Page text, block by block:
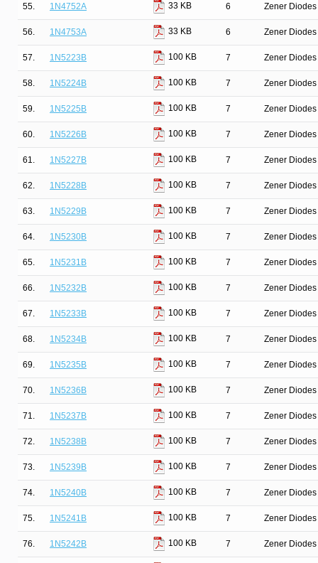
55. 1N4752A 33 KB 6 Zener
56. 1N4753A 33 KB 6 Zener
57. 1N5223B 100 KB 7 Zener
58. 1N5224B 100 KB 7 Zener
59. 1N5225B 100 KB 7 Zener
60. 1N5226B 100 KB 7 Zener
61. 1N5227B 100 KB 7 Zener
62. 1N5228B 100 KB 7 Zener
63. 1N5229B 100 KB 7 Zener
64. 1N5230B 100 KB 7 Zener
65. 1N5231B 100 KB 7 Zener
66. 1N5232B 100 KB 7 Zener
67. 1N5233B 100 KB 7 Zener
68. 1N5234B 100 KB 7 Zener
69. 1N5235B 100 KB 7 Zener
70. 1N5236B 100 KB 7 Zener
71. 1N5237B 100 KB 7 Zener
72. 1N5238B 100 KB 7 Zener
73. 1N5239B 100 KB 7 Zener
74. 1N5240B 100 KB 7 Zener
75. 1N5241B 100 KB 7 Zener
76. 1N5242B 100 KB 7 Zener